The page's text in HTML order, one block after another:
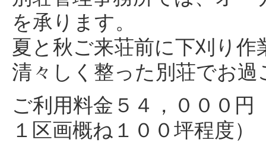
を承ります。
夏と秋ご来荘前に下刈り
清々しく整った別荘でお
ご利用料金５４，０００
１区画概ね１００坪程度）